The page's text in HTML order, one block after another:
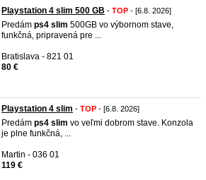
Playstation 4 slim 500 GB - TOP - [6.8. 2026]
Predám ps4 slim 500GB vo výbornom stave,
funkčná, pripravená pre ...
Bratislava - 821 01
80 €
Playstation 4 slim - TOP - [6.8. 2026]
Predám ps4 slim vo veľmi dobrom stave. Konzola
je plne funkčná, ...
Martin - 036 01
119 €